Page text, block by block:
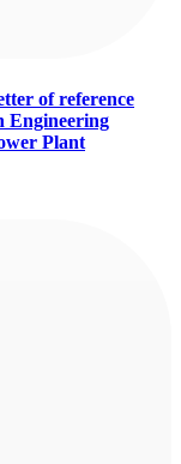
of reference
Engineering
Plant